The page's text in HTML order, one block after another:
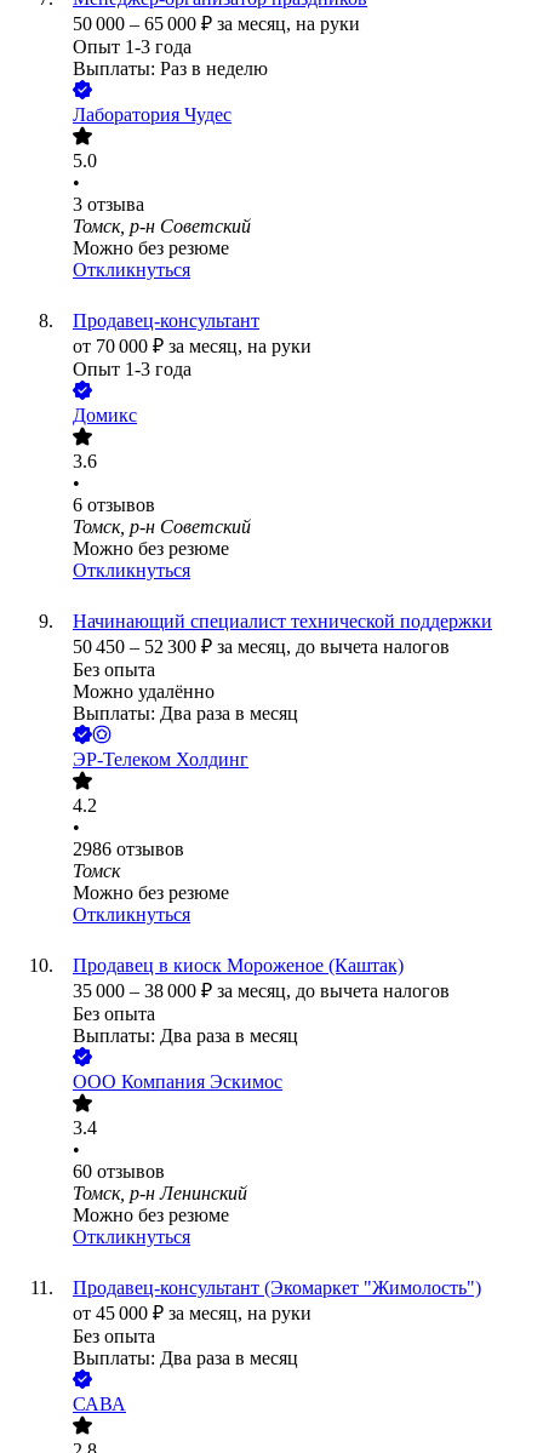
50 000 – 65 000 ₽ за месяц, на руки
Опыт 1-3 года
Выплаты: Раз в неделю
Лаборатория Чудес
5.0
•
3 отзыва
Томск, р-н Советский
Можно без резюме
Откликнуться
Продавец-консультант
от 70 000 ₽ за месяц, на руки
Опыт 1-3 года
Домикс
3.6
•
6 отзывов
Томск, р-н Советский
Можно без резюме
Откликнуться
Начинающий специалист технической поддержки
50 450 – 52 300 ₽ за месяц, до вычета налогов
Без опыта
Можно удалённо
Выплаты: Два раза в месяц
ЭР-Телеком Холдинг
4.2
•
2986 отзывов
Томск
Можно без резюме
Откликнуться
Продавец в киоск Мороженое (Каштак)
35 000 – 38 000 ₽ за месяц, до вычета налогов
Без опыта
Выплаты: Два раза в месяц
ООО Компания Эскимос
3.4
•
60 отзывов
Томск, р-н Ленинский
Можно без резюме
Откликнуться
Продавец-консультант (Экомаркет "Жимолость")
от 45 000 ₽ за месяц, на руки
Без опыта
Выплаты: Два раза в месяц
САВА